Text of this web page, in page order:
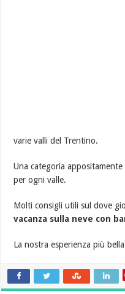
varie valli del Trentino.
Una categoria
per ogni valle.
Molti consigli utili sul dove
vacanza sulla neve con
La nostra esperienza più